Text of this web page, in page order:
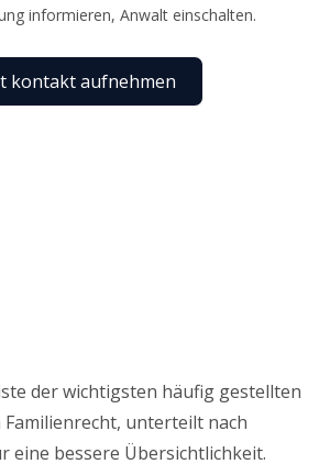
informieren, Anwalt einschalten.
kontakt aufnehmen
der wichtigsten häufig gestellten
Familienrecht, unterteilt nach
eine bessere Übersichtlichkeit.